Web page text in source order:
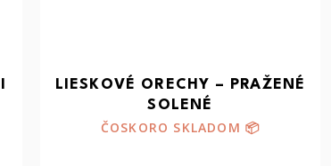
LIESKOVÉ ORECHY – PRAŽENÉ
SOLENÉ
ČOSKORO SKLADOM 📦